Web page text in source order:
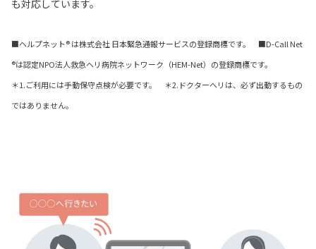
も対応しています。
■ヘルプネット® は株式会社 日本緊急通報サービスの登録商標です。 ■D-Call Net
®は認定NPO法人救急ヘリ病院ネットワーク（HEM-Net）の登録商標です。
＊1.ご利用には手動保守点検が必要です。 ＊2.ドクターヘリは、必ず出動するもの
ではありません。